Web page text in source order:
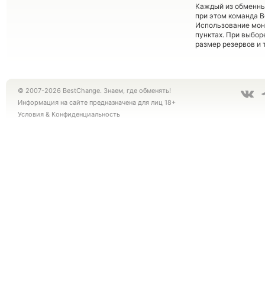
Каждый из
при этом команда
Использование
пунктах. При
размер резервов и
© 2007-2026 BestChange. Знаем, где обменять!
Информация на сайте предназначена для лиц 18+
Условия & Конфиденциальность